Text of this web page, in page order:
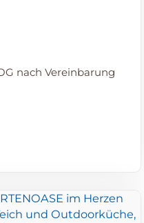
nach Vereinbarung